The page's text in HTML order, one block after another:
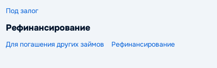
Под залог
Рефинансирование
Для погашения других займов Рефинансирование